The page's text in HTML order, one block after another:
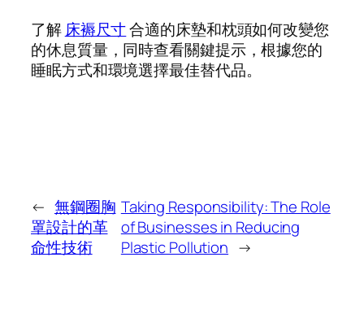
了解 床褥尺寸合適的床墊和枕頭如何改變您
的休息質量，同時查看關鍵提示，根據您的
睡眠方式和環境選擇最佳替代品。
← 無鋼圈胸
罩設計的革
命性技術
Taking Responsibility: The Role
of Businesses in Reducing
Plastic Pollution →